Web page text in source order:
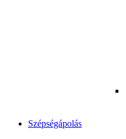
Szépségápolás